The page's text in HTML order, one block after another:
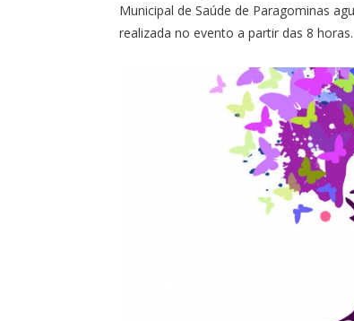
Municipal de Saúde de Paragominas
realizada no evento a partir das 8 horas.